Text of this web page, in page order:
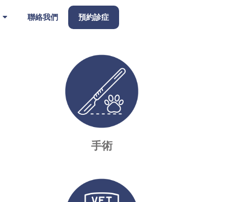
聯絡我們 預約診症
手術